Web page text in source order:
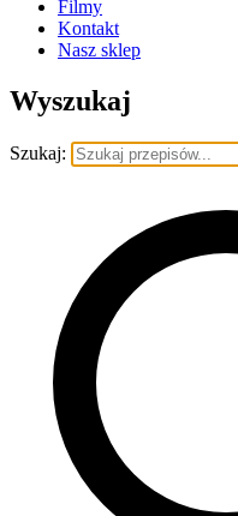
Filmy
Kontakt
Nasz sklep
Wyszukaj
Szukaj: